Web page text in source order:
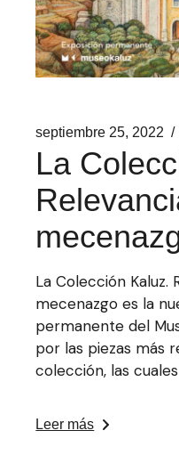
septiembre 25, 2022
La
La Colección Kaluz.
mecenazgo es la
permanente del
por las piezas más
colección, las
Leer más